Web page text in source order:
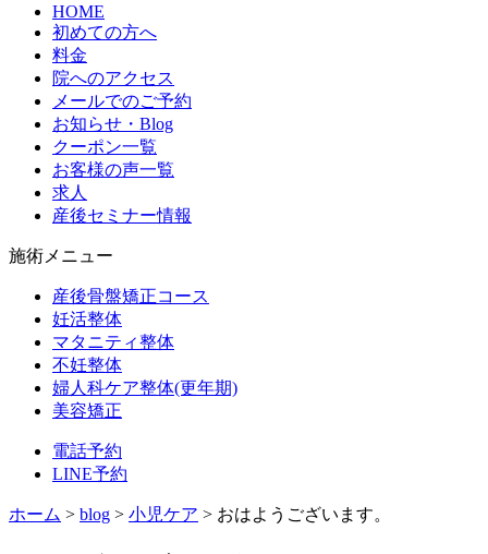
HOME
初めての方へ
料金
院へのアクセス
メールでのご予約
お知らせ・Blog
クーポン一覧
お客様の声一覧
求人
産後セミナー情報
施術メニュー
産後骨盤矯正コース
妊活整体
マタニティ整体
不妊整体
婦人科ケア整体(更年期)
美容矯正
電話予約
LINE予約
ホーム > blog > 小児ケア > おはようございます。